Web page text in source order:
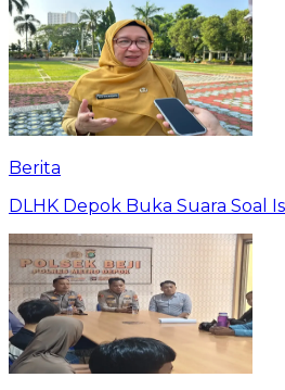
Berita
DLHK Depok Buka Suara Soal